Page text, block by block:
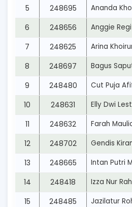
5 248695 Ananda
6 248656 Anggie
7 248625 Arina
8 248697 Bagus
9 248480 Cut Puja
10 248631 Elly Dwi
11 248632 Farah
12 248702 Gendis
13 248665 Intan Putri
14 248418 Izza Nur
15 248485 Jazilatur